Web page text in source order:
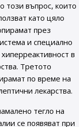
този въпрос, които
като цяло
през
и специално
в
Третото
по време на
лекарства.
тегло на
се появяват при